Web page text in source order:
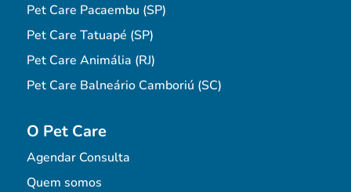
Pet Care Pacaembu (SP)
Pet Care Tatuapé (SP)
Pet Care Animália (RJ)
Pet Care Balneário Camboriú (SC)
O Pet Care
Agendar Consulta
Quem somos